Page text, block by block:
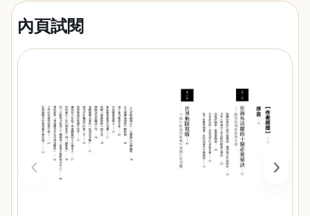
內頁試閱
‹ ›